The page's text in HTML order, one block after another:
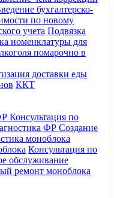
бухгалтерско-
по новому
учета Подвязка
номенклатуры для
помарочно в
доставки еды
ККТ
Консультация по
ФР Создание
моноблока
Консультация по
обслуживание
ремонт моноблока